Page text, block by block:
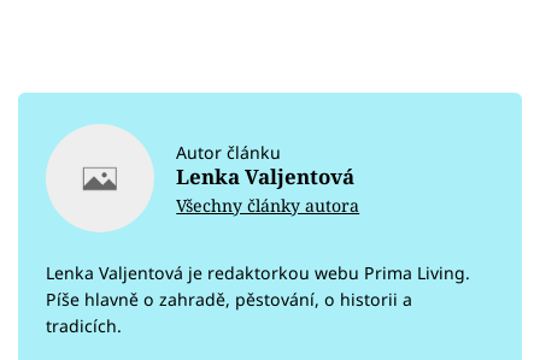
Autor článku
Lenka Valjentová
Všechny články autora
Lenka Valjentová je redaktorkou webu Prima Living.
Píše hlavně o zahradě, pěstování, o historii a
tradicích.